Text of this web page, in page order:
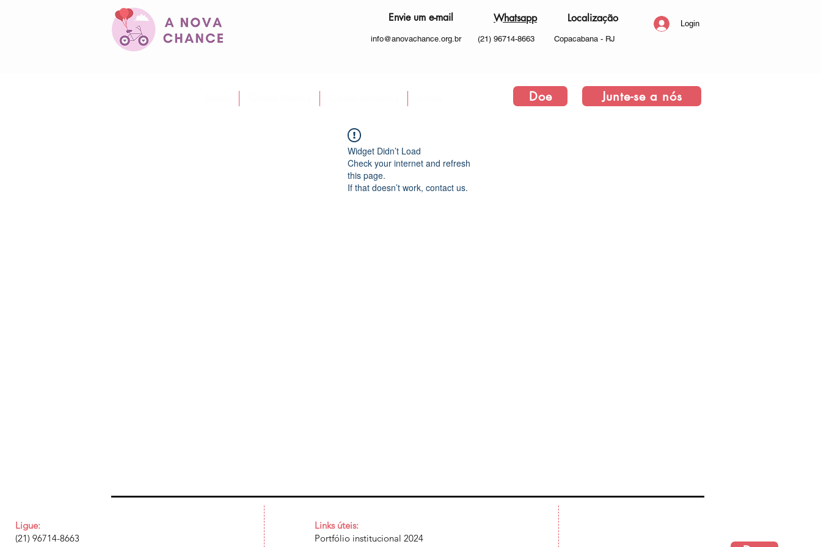
Envie um e-mail
info@anovachance.org.br
Whatsapp
(21) 96714-8663
Localização
Copacabana - RJ
Login
Doe Junte-se a nós
Widget Didn’t Load
Check your internet and refresh
this page.
If that doesn’t work, contact us.
Ligue:
(21) 96714-8663
Links úteis:
Portfólio institucional 2024